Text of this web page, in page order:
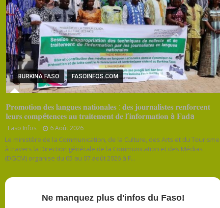
BURKINA FASO FASOINFOS.COM
𝐏𝐫𝐨𝐦𝐨𝐭𝐢𝐨𝐧 𝐝𝐞𝐬 𝐥𝐚𝐧𝐠𝐮𝐞𝐬 𝐧𝐚𝐭𝐢𝐨𝐧𝐚𝐥𝐞𝐬 : 𝐝𝐞𝐬 𝐣𝐨𝐮𝐫𝐧𝐚𝐥𝐢𝐬𝐭𝐞𝐬 𝐫𝐞𝐧𝐟𝐨𝐫𝐜𝐞𝐧𝐭
𝐥𝐞𝐮𝐫𝐬 𝐜𝐨𝐦𝐩é𝐭𝐞𝐧𝐜𝐞𝐬 𝐚𝐮 𝐭𝐫𝐚𝐢𝐭𝐞𝐦𝐞𝐧𝐭 𝐝𝐞 𝐥’𝐢𝐧𝐟𝐨𝐫𝐦𝐚𝐭𝐢𝐨𝐧 à 𝐅𝐚𝐝a
Faso Infos 6 Août 2026
Le ministère de la Communication, de la Culture, des Arts et du Tourisme
à travers la Direction générale de la Communication et des Médias
(DGCM) organise du 05 au 07 août 2026 à F...
Ne manquez plus d'infos du Faso!